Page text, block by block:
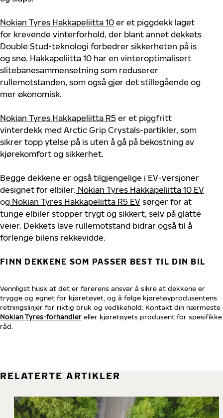
Nokian Tyres Hakkapeliitta 10 er et piggdekk laget
for krevende vinterforhold, der blant annet dekkets
Double Stud-teknologi forbedrer sikkerheten på is
og snø. Hakkapeliitta 10 har en vinteroptimalisert
slitebanesammensetning som reduserer
rullemotstanden, som også gjør det stillegående og
mer økonomisk.
Nokian Tyres Hakkapeliitta R5 er et piggfritt
vinterdekk med Arctic Grip Crystals-partikler, som
sikrer topp ytelse på is uten å gå på bekostning av
kjørekomfort og sikkerhet.
Begge dekkene er også tilgjengelige i EV-versjoner
designet for elbiler. Nokian Tyres Hakkapeliitta 10 EV
og Nokian Tyres Hakkapeliitta R5 EV sørger for at
tunge elbiler stopper trygt og sikkert, selv på glatte
veier. Dekkets lave rullemotstand bidrar også til å
forlenge bilens rekkevidde.
FINN DEKKENE SOM PASSER BEST TIL DIN BIL
Vennligst husk at det er førerens ansvar å sikre at dekkene er
trygge og egnet for kjøretøyet, og å følge kjøretøyprodusentens
retningslinjer for riktig bruk og vedlikehold. Kontakt din nærmeste
Nokian Tyres-forhandler eller kjøretøyets produsent for spesifikke
råd.
RELATERTE ARTIKLER